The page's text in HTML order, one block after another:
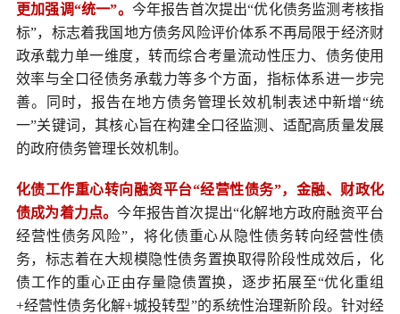
更加强调“统一”。 今年报告首次提出“优化债务监测考核指
标”，标志着我国地方债务风险评价体系不再局限于经济财
政承载力单一维度，转而综合考量流动性压力、债务使用
效率与全口径债务承载力等多个方面，指标体系进一步完
善。同时，报告在地方债务管理长效机制表述中新增“统
一”关键词，其核心旨在构建全口径监测、适配高质量发展
的政府债务管理长效机制。
化债工作重心转向融资平台“经营性债务”，金融、财政化
债成为着力点。今年报告首次提出“化解地方政府融资平台
经营性债务风险”，将化债重心从隐性债务转向经营性债
务，标志着在大规模隐性债务置换取得阶段性成效后，化
债工作的重心正由存量隐债置换，逐步拓展至“优化重组
+经营性债务化解+城投转型”的系统性治理新阶段。针对经